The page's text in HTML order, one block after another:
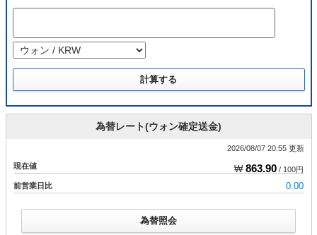
為替レート(ウォン確定送金)
2026/08/07 20:55 更新
現在値 ₩863.90 / 100円
前営業日比
0.00
為替照会